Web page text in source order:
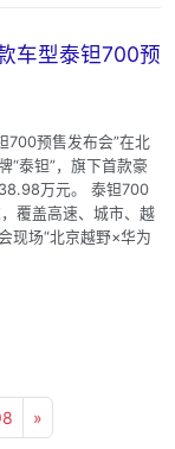
车型泰钽700预
700预售发布会”在北
“泰钽”，旗下首款豪
万元。 泰钽700
覆盖高速、城市、越
现场“北京越野×华为
»